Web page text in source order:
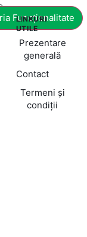
Funcționalitate
LINKURI
UTILE
Prezentare
generală
Contact
Termeni și
condiții